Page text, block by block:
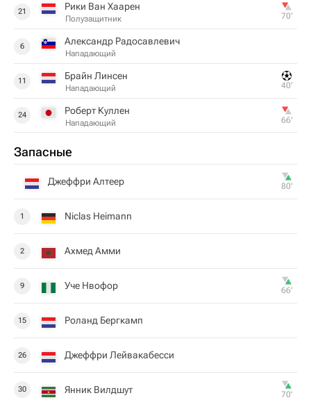
21 Рики Ван Хаарен
Полузащитник 70‎’‎
6 Александр Радосавлевич
Нападающий
11 Брайн Линсен
Нападающий 40‎’‎
24 Роберт Куллен
Нападающий 66‎’‎
Запасные
Джеффри Алтеер 80‎’‎
1 Niclas Heimann
2 Ахмед Амми
9 Уче Нвофор 66‎’‎
15 Роланд Бергкамп
26 Джеффри Лейвакабесси
30 Янник Вилдшут 70‎’‎